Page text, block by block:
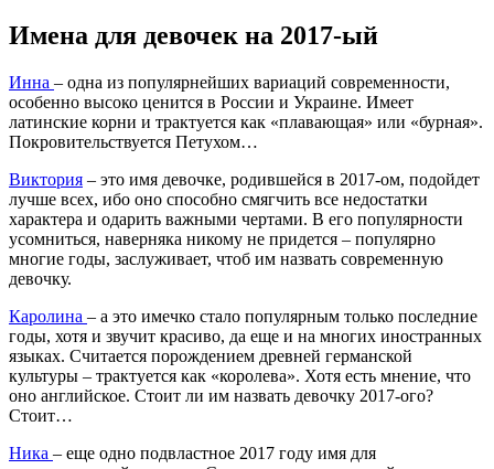
Имена для девочек на 2017-ый
Инна – одна из популярнейших вариаций современности,
особенно высоко ценится в России и Украине. Имеет
латинские корни и трактуется как «плавающая» или «бурная».
Покровительствуется Петухом…
Виктория – это имя девочке, родившейся в 2017-ом, подойдет
лучше всех, ибо оно способно смягчить все недостатки
характера и одарить важными чертами. В его популярности
усомниться, наверняка никому не придется – популярно
многие годы, заслуживает, чтоб им назвать современную
девочку.
Каролина – а это имечко стало популярным только последние
годы, хотя и звучит красиво, да еще и на многих иностранных
языках. Считается порождением древней германской
культуры – трактуется как «королева». Хотя есть мнение, что
оно английское. Стоит ли им назвать девочку 2017-ого?
Стоит…
Ника – еще одно подвластное 2017 году имя для